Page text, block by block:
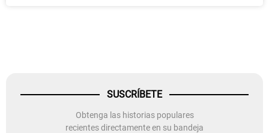
SUSCRÍBETE
Obtenga las historias populares
recientes directamente en su bandeja